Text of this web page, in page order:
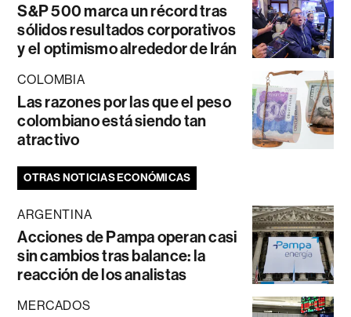
S&P 500 marca un récord tras
sólidos resultados corporativos
y el optimismo alrededor de Irán
COLOMBIA
Las razones por las que el peso
colombiano está siendo tan
atractivo
OTRAS NOTICIAS ECONÓMICAS
ARGENTINA
Acciones de Pampa operan casi
sin cambios tras balance: la
reacción de los analistas
MERCADOS